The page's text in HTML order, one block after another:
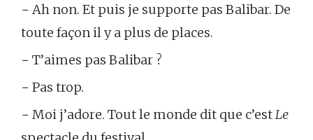
− Ah non. Et puis je supporte pas Balibar. De
toute façon il y a plus de places.
− T’aimes pas Balibar ?
− Pas trop.
− Moi j’adore. Tout le monde dit que c’estLe